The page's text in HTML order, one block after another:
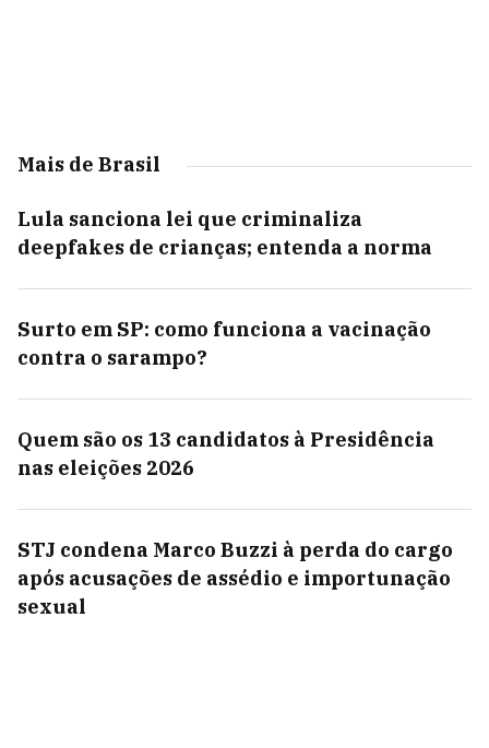
Mais de Brasil
Lula sanciona lei que criminaliza
deepfakes de crianças; entenda a norma
Surto em SP: como funciona a vacinação
contra o sarampo?
Quem são os 13 candidatos à Presidência
nas eleições 2026
STJ condena Marco Buzzi à perda do cargo
após acusações de assédio e importunação
sexual